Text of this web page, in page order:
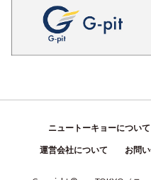
ニュートーキョーについて
運営会社について お問